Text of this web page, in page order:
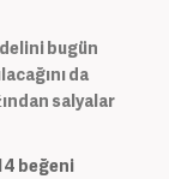
bugün
da
salyalar
beğeni